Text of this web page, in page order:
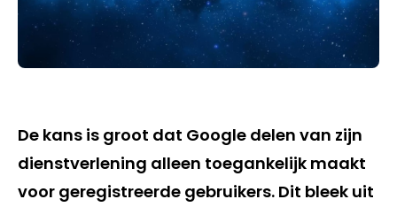
De kans is groot dat Google delen van zijn
dienstverlening alleen toegankelijk maakt
voor geregistreerde gebruikers. Dit bleek uit